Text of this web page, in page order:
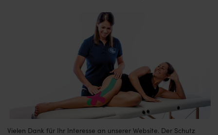
Vielen Dank für Ihr Interesse an unserer Website. Der Schutz